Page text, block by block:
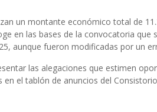
un montante económico total de
en las bases de la convocatoria que
aunque fueron modificadas por un
las alegaciones que estimen
en el tablón de anuncios del